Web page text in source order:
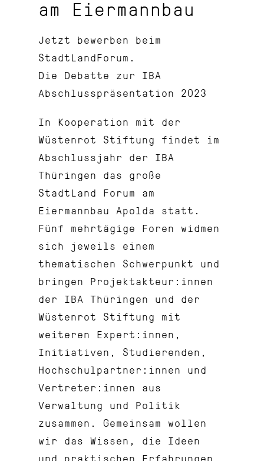
am Eiermannbau
Jetzt bewerben beim
StadtLandForum.
Die Debatte zur IBA
Abschlusspräsentation 2023
In Kooperation mit der
Wüstenrot Stiftung findet im
Abschlussjahr der IBA
Thüringen das große
StadtLand Forum am
Eiermannbau Apolda statt.
Fünf mehrtägige Foren widmen
sich jeweils einem
thematischen Schwerpunkt und
bringen Projektakteur:innen
der IBA Thüringen und der
Wüstenrot Stiftung mit
weiteren Expert:innen,
Initiativen, Studierenden,
Hochschulpartner:innen und
Vertreter:innen aus
Verwaltung und Politik
zusammen. Gemeinsam wollen
wir das Wissen, die Ideen